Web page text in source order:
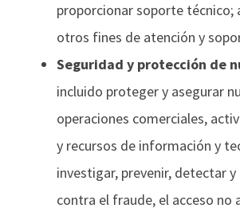
proporcionar soporte técnico;
otros fines de atención y
Seguridad y protección de
incluido proteger y asegurar
operaciones comerciales,
y recursos de información y
investigar, prevenir, detectar
contra el fraude, el acceso no